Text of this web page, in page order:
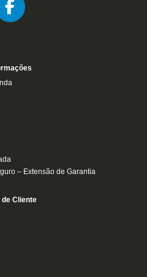
– Extensão de Garantia
Cliente